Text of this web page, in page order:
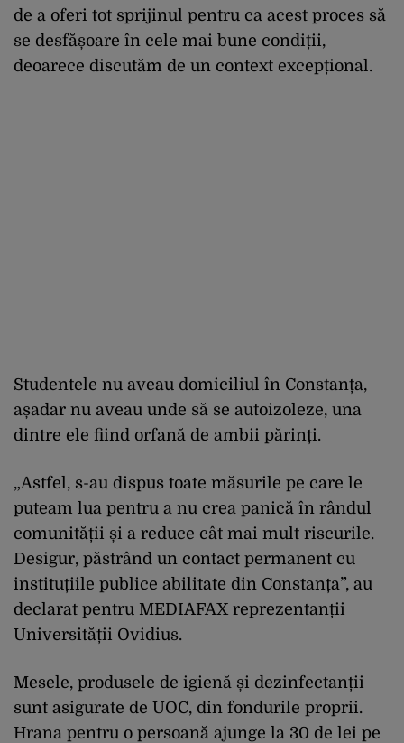
de a oferi tot sprijinul pentru ca acest proces să
se desfășoare în cele mai bune condiții,
deoarece discutăm de un context excepțional.
Studentele nu aveau domiciliul în Constanța,
așadar nu aveau unde să se autoizoleze, una
dintre ele fiind orfană de ambii părinți.
„Astfel, s-au dispus toate măsurile pe care le
puteam lua pentru a nu crea panică în rândul
comunității și a reduce cât mai mult riscurile.
Desigur, păstrând un contact permanent cu
instituțiile publice abilitate din Constanța”, au
declarat pentru MEDIAFAX reprezentanții
Universității Ovidius.
Mesele, produsele de igienă și dezinfectanții
sunt asigurate de UOC, din fondurile proprii.
Hrana pentru o persoană ajunge la 30 de lei pe